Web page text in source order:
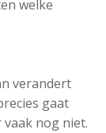
welke
verandert
gaat
nog niet.